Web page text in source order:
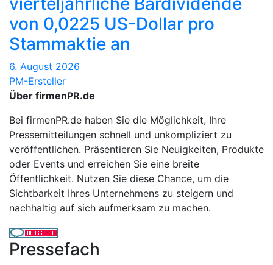
von 0,0225 US-Dollar pro
Stammaktie an
6. August 2026
PM-Ersteller
Über firmenPR.de
Bei firmenPR.de haben Sie die Möglichkeit, Ihre
Pressemitteilungen schnell und unkompliziert zu
veröffentlichen. Präsentieren Sie Neuigkeiten, Produkte
oder Events und erreichen Sie eine breite
Öffentlichkeit. Nutzen Sie diese Chance, um die
Sichtbarkeit Ihres Unternehmens zu steigern und
nachhaltig auf sich aufmerksam zu machen.
Pressefach